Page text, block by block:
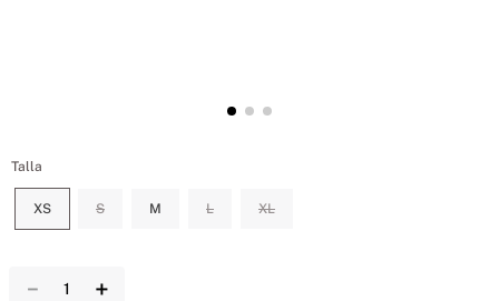
Talla
XS S M L XL
＋
－